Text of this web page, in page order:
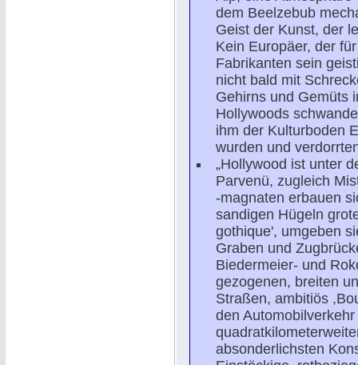
dem Beelzebub
Geist der Kunst, der
Kein Europäer, der
Fabrikanten sein
nicht bald mit
Gehirns und Gemüts
Hollywoods
ihm der Kulturboden
wurden und
„Hollywood ist unter
Parvenü, zugleich
-magnaten erbauen
sandigen Hügeln
gothique', umgeben
Graben und
Biedermeier- und
gezogenen, breiten
Straßen, ambitiös
den
absonderlichsten